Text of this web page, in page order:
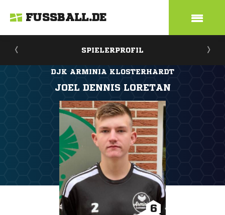
FUSSBALL.DE
SPIELERPROFIL
DJK ARMINIA KLOSTERHARDT
JOEL DENNIS LORETAN
6